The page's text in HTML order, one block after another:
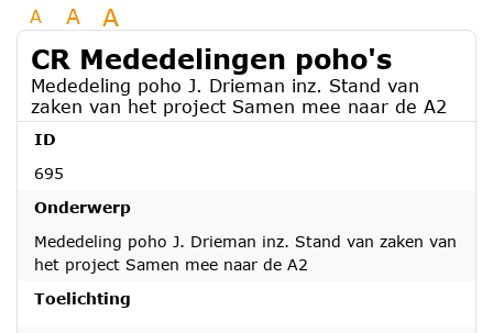
A A A
CR Mededelingen poho's
Mededeling poho J. Drieman inz. Stand van
zaken van het project Samen mee naar de A2
ID
695
Onderwerp
Mededeling poho J. Drieman inz. Stand van zaken van
het project Samen mee naar de A2
Toelichting